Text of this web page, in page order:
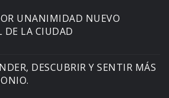
UNANIMIDAD NUEVO
DE LA CIUDAD
DESCUBRIR Y SENTIR MÁS